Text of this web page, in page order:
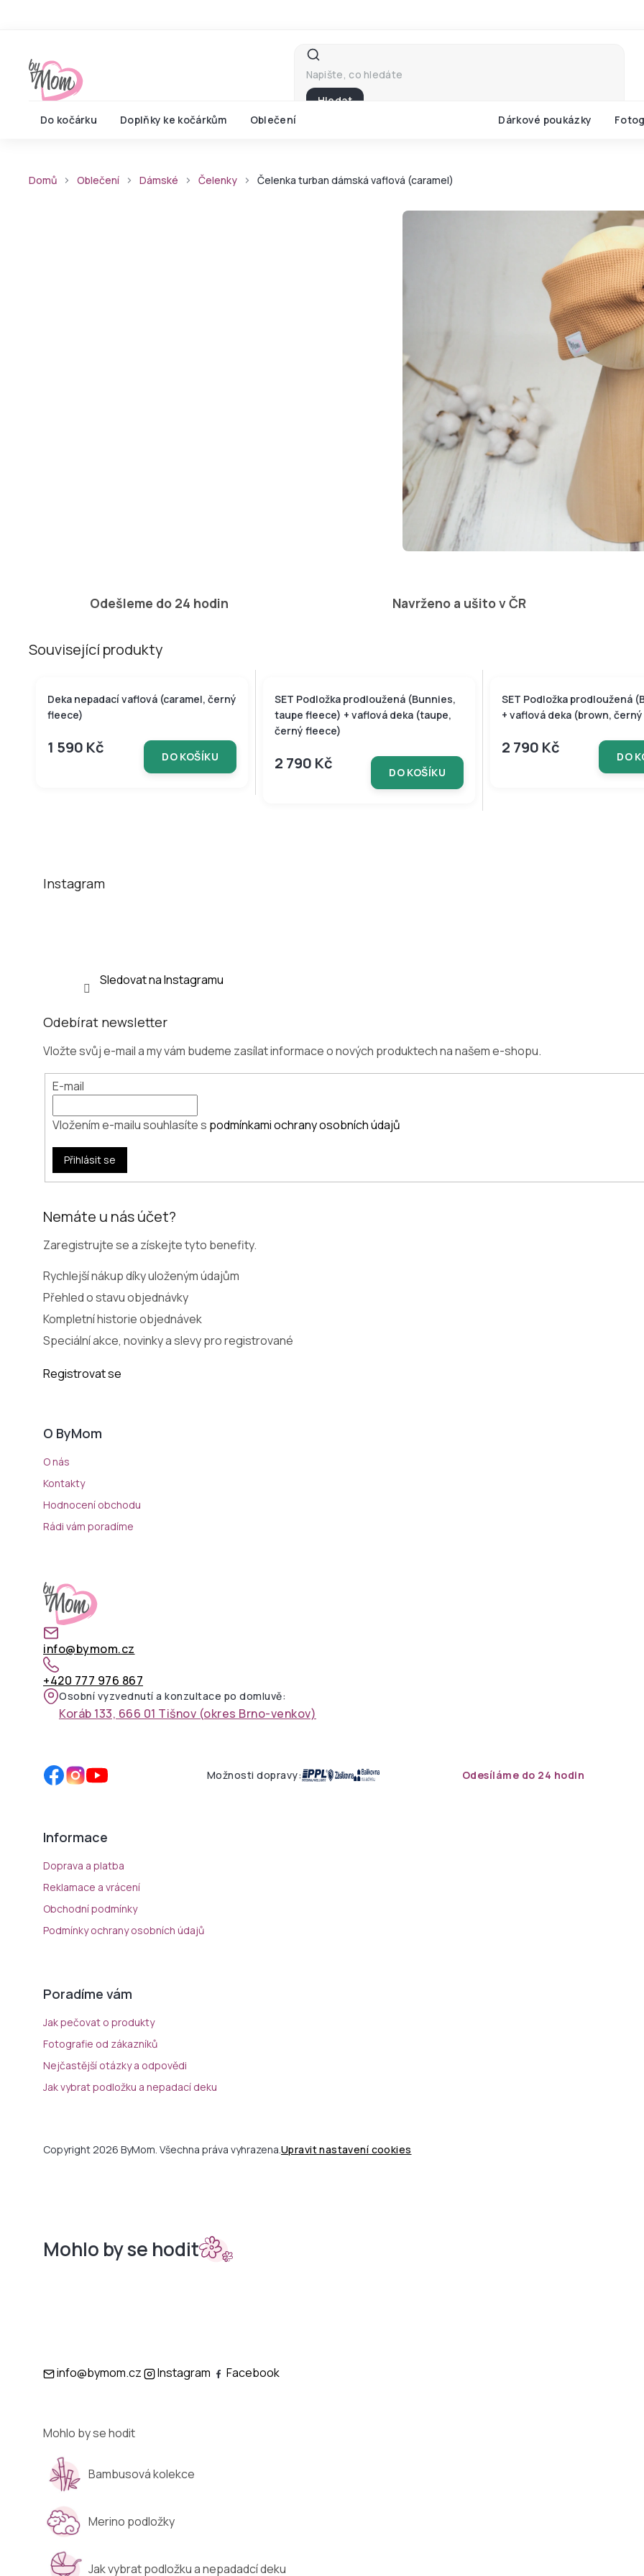
Hledat
Do kočárku Doplňky ke kočárkům Oblečení Dárkové poukázky
Domů Oblečení Dámské Čelenky Čelenka turban dámská vaflová (caramel)
Odešleme do 24 hodin Navrženo a ušito v ČR
Související produkty
Deka nepadací vaflová (caramel, černý
fleece)
1 590 Kč DO KOŠÍKU
SET Podložka prodloužená (Bunnies,
taupe fleece) + vaflová deka (taupe,
černý fleece)
2 790 Kč DO KOŠÍKU
SET Podložka prodloužená
+ vaflová deka (brown,
2 790 Kč DO
Instagram
Sledovat na Instagramu
Odebírat newsletter
Vložte svůj e-mail a my vám budeme zasílat informace o nových produktech na našem e-shopu.
E-mail
Vložením e-mailu souhlasíte s podmínkami ochrany osobních údajů
Přihlásit se
Nemáte u nás účet?
Zaregistrujte se a získejte tyto benefity.
Rychlejší nákup díky uloženým údajům
Přehled o stavu objednávky
Kompletní historie objednávek
Speciální akce, novinky a slevy pro registrované
Registrovat se
O ByMom
O nás
Kontakty
Hodnocení obchodu
Rádi vám poradíme
info@bymom.cz
+420 777 976 867
Osobní vyzvednutí a konzultace po domluvě:
Koráb 133, 666 01 Tišnov (okres Brno-venkov)
Možnosti dopravy: Odesíláme do 24 hodin
Informace
Doprava a platba
Reklamace a vrácení
Obchodní podmínky
Podmínky ochrany osobních údajů
Poradíme vám
Jak pečovat o produkty
Fotografie od zákazníků
Nejčastější otázky a odpovědi
Jak vybrat podložku a nepadací deku
Copyright 2026 ByMom. Všechna práva vyhrazena.Upravit nastavení cookies
Mohlo by se hodit
info@bymom.cz Instagram Facebook
Mohlo by se hodit
Bambusová kolekce
Merino podložky
Jak vybrat podložku a nepadadcí deku